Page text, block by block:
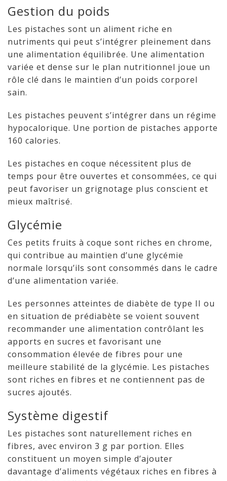
Gestion du poids
Les pistaches sont un aliment riche en
nutriments qui peut s’intégrer pleinement dans
une alimentation équilibrée. Une alimentation
variée et dense sur le plan nutritionnel joue un
rôle clé dans le maintien d’un poids corporel
sain.
Les pistaches peuvent s’intégrer dans un régime
hypocalorique. Une portion de pistaches apporte
160 calories.
Les pistaches en coque nécessitent plus de
temps pour être ouvertes et consommées, ce qui
peut favoriser un grignotage plus conscient et
mieux maîtrisé.
Glycémie
Ces petits fruits à coque sont riches en chrome,
qui contribue au maintien d’une glycémie
normale lorsqu’ils sont consommés dans le cadre
d’une alimentation variée.
Les personnes atteintes de diabète de type II ou
en situation de prédiabète se voient souvent
recommander une alimentation contrôlant les
apports en sucres et favorisant une
consommation élevée de fibres pour une
meilleure stabilité de la glycémie. Les pistaches
sont riches en fibres et ne contiennent pas de
sucres ajoutés.
Système digestif
Les pistaches sont naturellement riches en
fibres, avec environ 3 g par portion. Elles
constituent un moyen simple d’ajouter
davantage d’aliments végétaux riches en fibres à